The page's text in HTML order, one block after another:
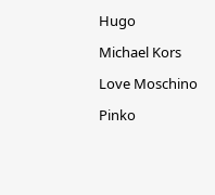
Hugo
Michael Kors
Love Moschino
Pinko